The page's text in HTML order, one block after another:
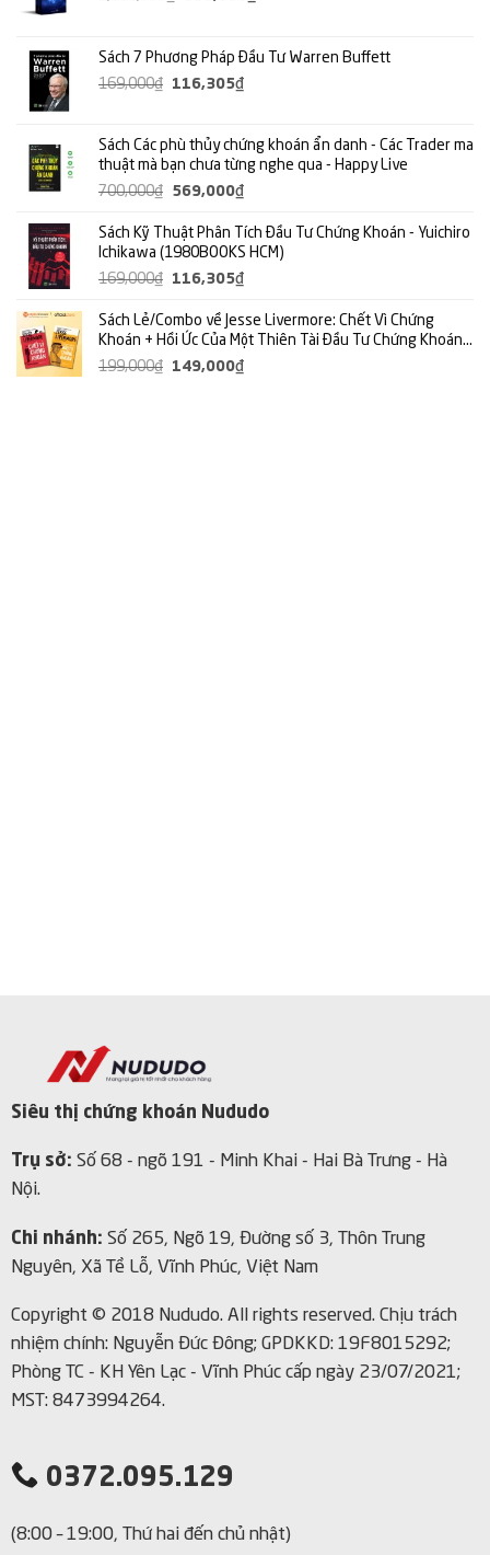
1,999,999₫.
là:
Sách 7 Phương Pháp Đầu Tư Warren Buffett
169,000₫
Giá
169,000₫.
116,305₫
là:
116,305₫.
Sách Các phù thủy chứng khoán ẩn danh - Các Trader ma
thuật mà bạn chưa từng nghe qua - Happy Live
700,000₫
Giá
là:
700,000₫.
569,000₫
tại
là:
Sách Kỹ Thuật Phân Tích Đầu Tư Chứng Khoán - Yuichiro
Ichikawa (1980BOOKS HCM)
169,000₫
Giá
là:
169,000₫.
116,305₫
tại
là:
Sách Lẻ/Combo về Jesse Livermore: Chết Vì Chứng
Khoán + Hồi Ức Của Một Thiên Tài Đầu Tư Chứng Khoán
(Alpha Books)
199,000₫
Giá
149,000₫
Siêu thị chứng khoán Nududo
Trụ sở: Số 68 - ngõ 191 - Minh Khai - Hai Bà Trưng - Hà
Nội.
Chi nhánh: Số 265, Ngõ 19, Đường số 3, Thôn Trung
Nguyên, Xã Tề Lỗ, Vĩnh Phúc, Việt Nam
Copyright © 2018 Nududo. All rights reserved. Chịu trách
nhiệm chính: Nguyễn Đức Đông; GPDKKD: 19F8015292;
Phòng TC - KH Yên Lạc - Vĩnh Phúc cấp ngày 23/07/2021;
MST: 8473994264.
0372.095.129
(8:00 – 19:00, Thứ hai đến chủ nhật)